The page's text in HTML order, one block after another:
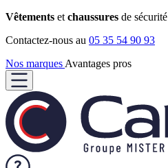
Vêtements et chaussures de sécurité
Contactez-nous au 05 35 54 90 93
Nos marques Avantages pros